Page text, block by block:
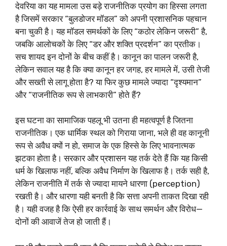
देवरिया का यह मामला उस बड़े राजनीतिक प्रयोग का हिस्सा लगता
है जिसमें सरकार “बुलडोजर मॉडल” को अपनी प्रशासनिक पहचान
बना चुकी है। यह मॉडल समर्थकों के लिए “कठोर लेकिन जरूरी” है,
जबकि आलोचकों के लिए “डर और शक्ति प्रदर्शन” का प्रतीक।
सच शायद इन दोनों के बीच कहीं है। कानून का पालन जरूरी है,
लेकिन सवाल यह है कि क्या कानून हर जगह, हर मामले में, उसी तेजी
और सख्ती से लागू होता है? या फिर कुछ मामले ज्यादा “दृश्यमान”
और “राजनीतिक रूप से लाभकारी” होते हैं?
इस घटना का सामाजिक पहलू भी उतना ही महत्वपूर्ण है जितना
राजनीतिक। एक धार्मिक स्थल को गिराया जाना, भले ही वह कानूनी
रूप से अवैध क्यों न हो, समाज के एक हिस्से के लिए भावनात्मक
झटका होता है। सरकार और प्रशासन यह तर्क देते हैं कि यह किसी
धर्म के खिलाफ नहीं, बल्कि अवैध निर्माण के खिलाफ है। तर्क सही है,
लेकिन राजनीति में तर्क से ज्यादा मायने धारणा (perception)
रखती है। और धारणा यही बनती है कि सत्ता अपनी ताकत दिखा रही
है। यही वजह है कि ऐसी हर कार्रवाई के साथ समर्थन और विरोध—
दोनों की आवाजें तेज हो जाती हैं।